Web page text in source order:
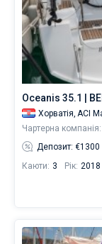
Oceanis 35.1 |
Хорватія, ACI
Чартерна компанія:
Депозит: €1300
Каюти: 3 Рік: 2018